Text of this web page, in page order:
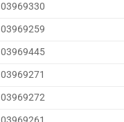
03969330
03969259
03969445
03969271
03969272